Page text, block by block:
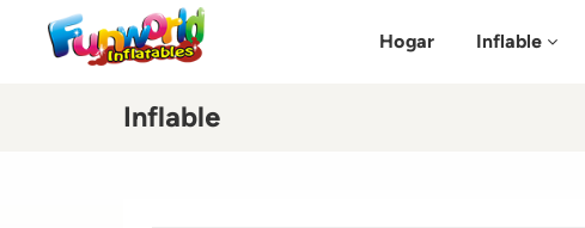
Hogar Inflable
Inflable